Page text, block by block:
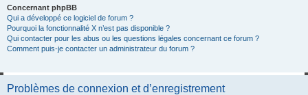
Concernant phpBB
Qui a développé ce logiciel de forum ?
Pourquoi la fonctionnalité X n’est pas disponible ?
Qui contacter pour les abus ou les questions légales concernant ce forum ?
Comment puis-je contacter un administrateur du forum ?
Problèmes de connexion et d’enregistrement